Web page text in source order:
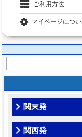
ご利用方法
マイページにつ
関東発
関西発